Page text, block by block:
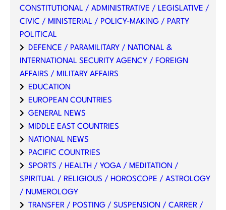
CONSTITUTIONAL / ADMINISTRATIVE / LEGISLATIVE /
CIVIC / MINISTERIAL / POLICY-MAKING / PARTY
POLITICAL
DEFENCE / PARAMILITARY / NATIONAL &
INTERNATIONAL SECURITY AGENCY / FOREIGN
AFFAIRS / MILITARY AFFAIRS
EDUCATION
EUROPEAN COUNTRIES
GENERAL NEWS
MIDDLE EAST COUNTRIES
NATIONAL NEWS
PACIFIC COUNTRIES
SPORTS / HEALTH / YOGA / MEDITATION /
SPIRITUAL / RELIGIOUS / HOROSCOPE / ASTROLOGY
/ NUMEROLOGY
TRANSFER / POSTING / SUSPENSION / CARRER /